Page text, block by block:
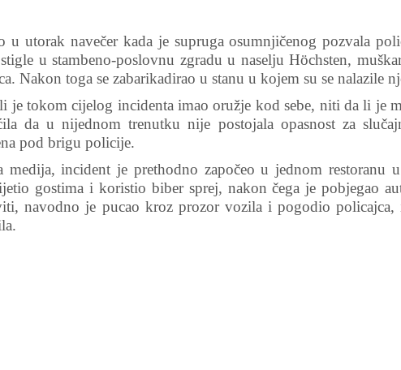
u utorak navečer kada je supruga osumnjičenog pozvala
u stambeno-poslovnu zgradu u naselju Höchsten,
Nakon toga se zabarikadirao u stanu u kojem su se nalazile
je tokom cijelog incidenta imao oružje kod sebe, niti da li je
da u nijednom trenutku nije postojala opasnost za
pod brigu policije.
medija, incident je prethodno započeo u jednom restoranu
gostima i koristio biber sprej, nakon čega je pobjegao
navodno je pucao kroz prozor vozila i pogodio